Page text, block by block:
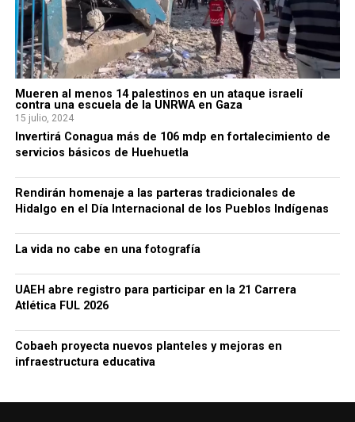
Mueren al menos 14 palestinos en un ataque israelí
contra una escuela de la UNRWA en Gaza
15 julio, 2024
Invertirá Conagua más de 106 mdp en fortalecimiento de
servicios básicos de Huehuetla
Rendirán homenaje a las parteras tradicionales de
Hidalgo en el Día Internacional de los Pueblos Indígenas
La vida no cabe en una fotografía
UAEH abre registro para participar en la 21 Carrera
Atlética FUL 2026
Cobaeh proyecta nuevos planteles y mejoras en
infraestructura educativa